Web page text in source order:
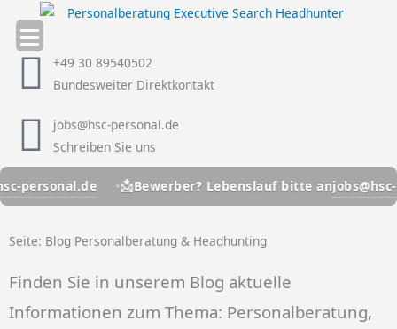
Inhalt
springen
+49 30 89540502
Bundesweiter Direktkontakt
jobs@hsc-personal.de
Schreiben Sie uns
📩 Bewerber? Lebenslauf bitte anjobs@hsc-
Seite: Blog Personalberatung & Headhunting
Finden Sie in unserem Blog aktuelle
Informationen zum Thema: Personalberatung,